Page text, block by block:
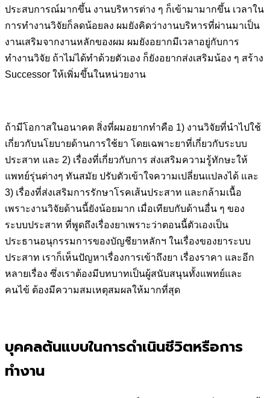
ประสบการณ์มากขึ้น งานบริหารต่าง ๆ ก็เข้ามามากขึ้น เวลาใน
การทำงานวิจัยก็ลดน้อยลง ผมยังคิดว่างานบริหารที่ผ่านมาเป็น
งานเสริมจากงานหลักของผม ผมยังอยากมีเวลาอยู่กับการ
ทำงานวิจัย ถ้าไม่ได้ทำด้วยตัวเอง ก็ยังอยากส่งเสริมน้อง ๆ สร้าง
Successor ให้เพิ่มขึ้นในหน่วยงาน
ถ้ามีโอกาสในอนาคต สิ่งที่ผมอยากทำคือ 1) งานวิจัยที่นำไปใช้
เกี่ยวกับนโยบายด้านการใช้ยา โดยเฉพาะยาที่เกี่ยวกับระบบ
ประสาท และ 2) เรื่องที่เกี่ยวกับการ ส่งเสริมความรู้ทักษะให้
แพทย์รุ่นต่างๆ ทันสมัย ปรับตัวเข้าใจความเปลี่ยนแปลงได้ และ
3) เรื่องที่ส่งเสริมการรักษาโรคเส้นประสาท และกล้ามเนื้อ
เพราะงานวิจัยด้านนี้ยังน้อยมาก เมื่อเทียบกับด้านอื่น ๆ ของ
ระบบประสาท ที่พูดถึงเรื่องยาเพราะว่าตอนนี้ตัวเองเป็น
ประธานอนุกรรมการของบัญชียาหลักฯ ในเรื่องของยาระบบ
ประสาท เราก็เห็นปัญหาเรื่องการเข้าถึงยา เรื่องราคา และอีก
หลายเรื่อง ซึ่งเราต้องมีบทบาทเป็นผู้สนับสนุนทั้งแพทย์และ
คนไข้ ต้องมีความสมเหตุสมผลให้มากที่สุด
บุคคลต้นแบบในการดำเนินชีวิตหรือการ
ทำงาน